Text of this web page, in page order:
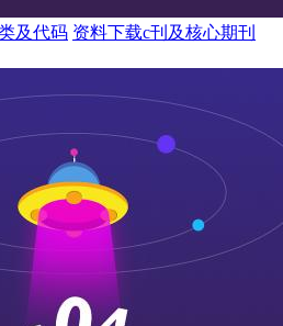
及代码 资料下载c刊及核心期刊